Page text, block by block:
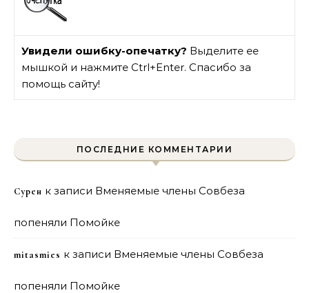
Увидели ошибку-опечатку? Выделите ее
мышкой и нажмите Ctrl+Enter. Спасибо за
помощь сайту!
ПОСЛЕДНИЕ КОММЕНТАРИИ
Сурен к записи Вменяемые члены Совбеза
попеняли Помойке
mitasmies к записи Вменяемые члены Совбеза
попеняли Помойке